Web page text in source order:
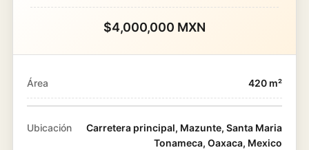
$4,000,000 MXN
Área 420 m²
Ubicación
Carretera principal, Mazunte, Santa Maria
Tonameca, Oaxaca, Mexico